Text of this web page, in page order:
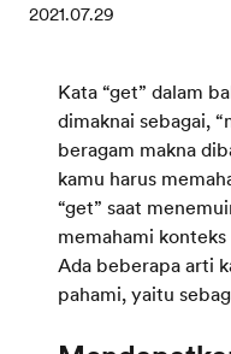
2021.07.29
Kata “get” dalam
dimaknai sebagai,
beragam makna
kamu harus
“get” saat
memahami
Ada beberapa arti
pahami, yaitu